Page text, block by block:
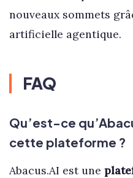
nouveaux sommets
artificielle agentique.
FAQ
Qu’est-ce
cette plateforme ?
Abacus.AI est une